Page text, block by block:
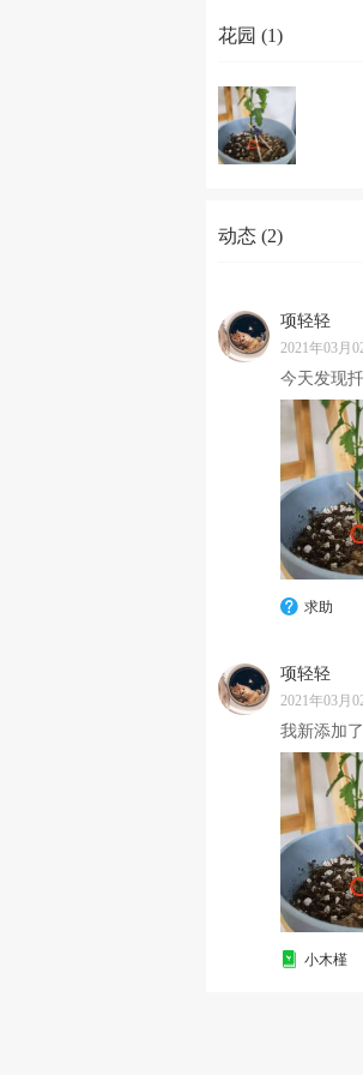
花园 (1)
动态 (2)
项轻轻
2021年03月
今天发现
求助
项轻轻
2021年03月
我新添加
小木槿